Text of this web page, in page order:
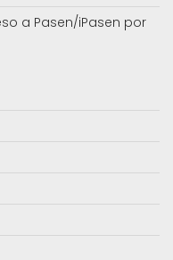
a Pasen/iPasen por